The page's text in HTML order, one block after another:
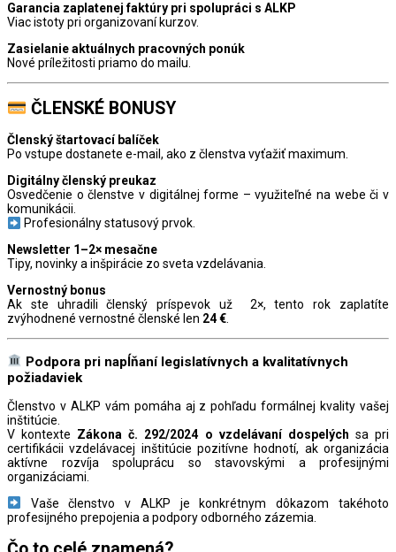
Garancia zaplatenej faktúry pri spolupráci s ALKP
Viac istoty pri organizovaní kurzov.
Zasielanie aktuálnych pracovných ponúk
Nové príležitosti priamo do mailu.
ČLENSKÉ BONUSY
Členský štartovací balíček
Po vstupe dostanete e-mail, ako z členstva vyťažiť maximum.
Digitálny členský preukaz
Osvedčenie o členstve v digitálnej forme – využiteľné na webe či v
komunikácii.
Profesionálny statusový prvok.
Newsletter 1–2× mesačne
Tipy, novinky a inšpirácie zo sveta vzdelávania.
Vernostný bonus
Ak ste uhradili členský príspevok už 2×, tento rok zaplatíte
zvýhodnené vernostné členské len 24 €.
Podpora pri napĺňaní legislatívnych a kvalitatívnych
požiadaviek
Členstvo v ALKP vám pomáha aj z pohľadu formálnej kvality vašej
inštitúcie.
V kontexte Zákona č. 292/2024 o vzdelávaní dospelých sa pri
certifikácii vzdelávacej inštitúcie pozitívne hodnotí, ak organizácia
aktívne rozvíja spoluprácu so stavovskými a profesijnými
organizáciami.
Vaše členstvo v ALKP je konkrétnym dôkazom takéhoto
profesijného prepojenia a podpory odborného zázemia.